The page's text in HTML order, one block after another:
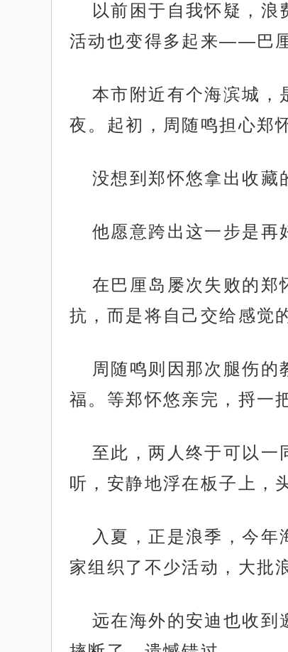
以前困于自我怀疑，
活动也变得多起来——巴
本市附近有个海滨城，
夜。起初，周随鸣担心郑
没想到郑怀悠拿出收藏
他愿意跨出这一步是再
在巴厘岛屡次失败的郑
抗，而是将自己交给感觉
周随鸣则因那次腿伤
福。等郑怀悠亲完，捋一
至此，两人终于可以一
听，安静地浮在板子上，
入夏，正是浪季，今
家组织了不少活动，大批
远在海外的安迪也收到